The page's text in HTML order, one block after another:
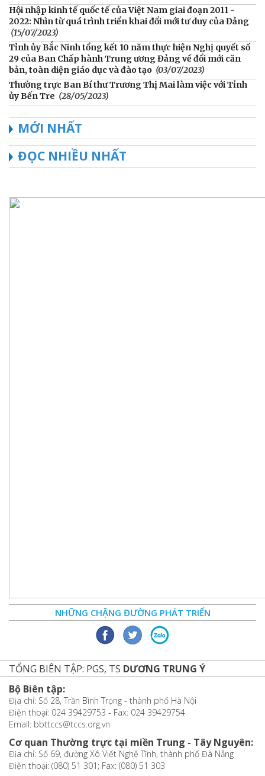
Hội nhập kinh tế quốc tế của Việt Nam giai đoạn 2011 -
2022: Nhìn từ quá trình triển khai đổi mới tư duy của Đảng
(15/07/2023)
Tỉnh ủy Bắc Ninh tổng kết 10 năm thực hiện Nghị quyết số
29 của Ban Chấp hành Trung ương Đảng về đổi mới căn
bản, toàn diện giáo dục và đào tạo (03/07/2023)
Thường trực Ban Bí thư Trương Thị Mai làm việc với Tỉnh
ủy Bến Tre (28/05/2023)
MỚI NHẤT
ĐỌC NHIỀU NHẤT
NHỮNG CHẶNG ĐƯỜNG PHÁT TRIỂN
TỔNG BIÊN TẬP: PGS, TS DƯƠNG TRUNG Ý
Bộ Biên tập:
Địa chỉ: Số 28, Trần Bình Trọng - thành phố Hà Nội
Điện thoại: 024 39429753 - Fax: 024 39429754
Email: bbttccs@tccs.org.vn
Cơ quan Thường trực tại miền Trung - Tây Nguyên:
Địa chỉ: Số 69, đường Xô Viết Nghệ Tĩnh, thành phố Đà Nẵng
Điện thoại: (080) 51 301; Fax: (080) 51 303